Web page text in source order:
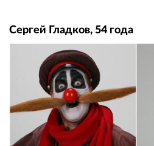
Сергей Гладков, 54 года